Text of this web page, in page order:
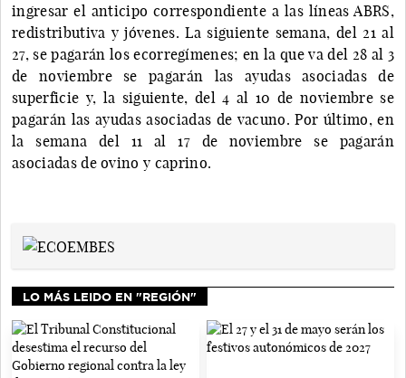
ingresar el anticipo correspondiente a las líneas ABRS,
redistributiva y jóvenes. La siguiente semana, del 21 al
27, se pagarán los ecorregímenes; en la que va del 28 al 3
de noviembre se pagarán las ayudas asociadas de
superficie y, la siguiente, del 4 al 10 de noviembre se
pagarán las ayudas asociadas de vacuno. Por último, en
la semana del 11 al 17 de noviembre se pagarán
asociadas de ovino y caprino.
LO MÁS LEIDO EN "REGIÓN"